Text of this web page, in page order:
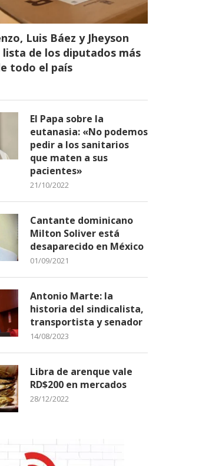
presentar
para...
Matan en Santiago a una
Luis Báez y Jheyson
lista de los diputados más
todo el país
El Papa sobre la
eutanasia: «No podemos
pedir a los sanitarios
que maten a sus
pacientes»
21/10/2022
Cantante dominicano
Milton Soliver está
desaparecido en México
01/09/2021
Antonio Marte: la
historia del sindicalista,
transportista y senador
14/08/2023
Libra de arenque vale
RD$200 en mercados
28/12/2022